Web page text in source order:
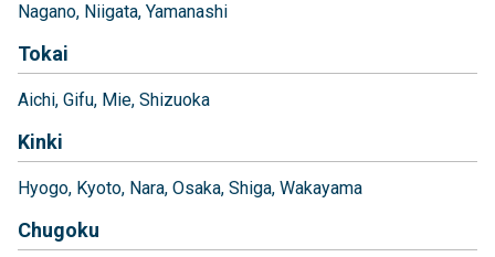
Nagano Niigata Yamanashi
Tokai
Aichi Gifu Mie Shizuoka
Kinki
Hyogo Kyoto Nara Osaka Shiga Wakayama
Chugoku